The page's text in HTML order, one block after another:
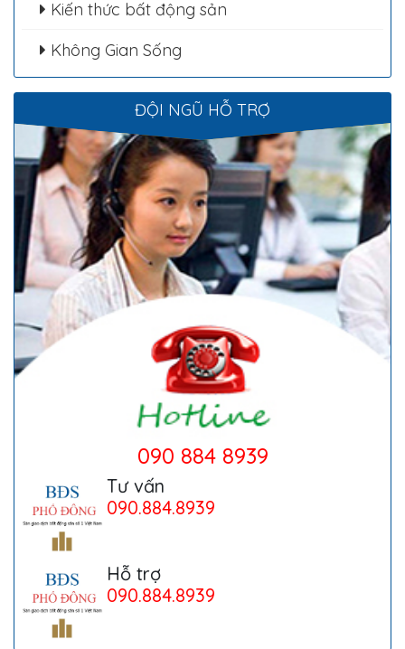
Kiến thức bất động sản
Không Gian Sống
ĐỘI NGŨ HỖ TRỢ
090 884 8939
Tư vấn
090.884.8939
Hỗ trợ
090.884.8939